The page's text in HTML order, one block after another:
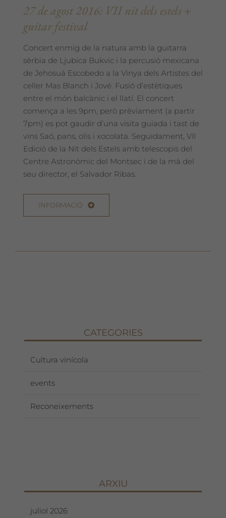
27 de agost 2016: VII nit dels estels +
guitar festival
Concert enmig de la natura amb la guitarra
sèrbia de Ljubica Bukvic i la percusió mexicana
de Jehosuá Escobedo a la Vinya dels Artistes del
celler Mas Blanch i Jové. Fusió d’estètiques
entre el món balcànic i el llatí. El concert
comença a les 9pm, però prèviament (a partir
7pm) es pot gaudir d’una visita guiada i tast de
vins Saó, pans, olis i xocolata. Seguidament, VII
Edició de la Nit dels Estels amb telescopis del
Centre Astronòmic del Montsec i de la mà del
seu director, el Salvador Ribas.
INFORMACIÓ
CATEGORIES
Cultura vinícola
events
Reconeixements
ARXIU
juliol 2026